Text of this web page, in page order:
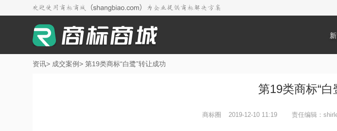
资讯> 成交案例> 第19类商标“白鹭”转让成功
第19类商标“白
商标圈 2019-12-10 11:19 责任编辑：